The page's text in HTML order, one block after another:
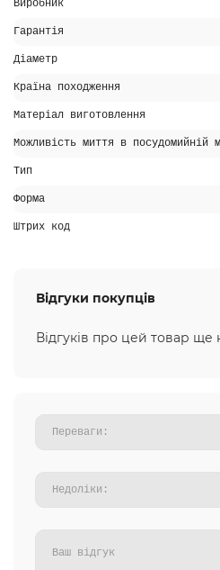
Виробник
Гарантія
Діаметр
Країна походження
Матеріал виготовлення
Можливість миття в посудомийній
Тип
Форма
Штрих код
Відгуки покупців
Відгуків про цей товар ще